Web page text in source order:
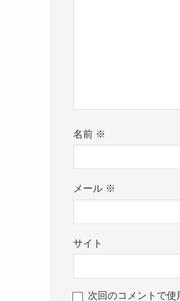
名前 ※
メール ※
サイト
次回のコメントで使